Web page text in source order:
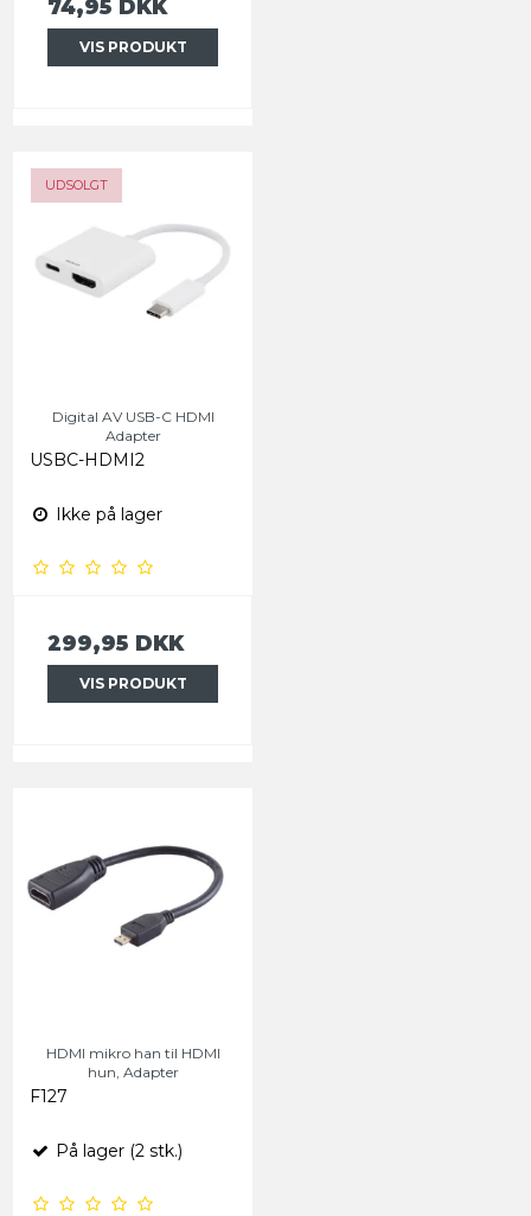
74,95 DKK
VIS PRODUKT
UDSOLGT
Digital AV USB-C HDMI
Adapter
USBC-HDMI2
Ikke på lager
299,95 DKK
VIS PRODUKT
HDMI mikro han til HDMI
hun, Adapter
F127
På lager (2 stk.)